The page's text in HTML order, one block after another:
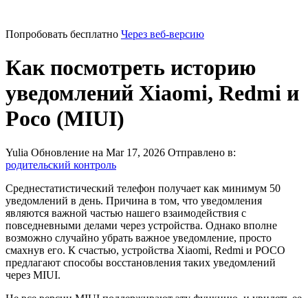
Попробовать бесплатно Через веб-версию
Как посмотреть историю
уведомлений Xiaomi, Redmi и
Poco (MIUI)
Yulia Обновление на Mar 17, 2026 Отправлено в:
родительский контроль
Среднестатистический телефон получает как минимум 50
уведомлений в день. Причина в том, что уведомления
являются важной частью нашего взаимодействия с
повседневными делами через устройства. Однако вполне
возможно случайно убрать важное уведомление, просто
смахнув его. К счастью, устройства Xiaomi, Redmi и POCO
предлагают способы восстановления таких уведомлений
через MIUI.